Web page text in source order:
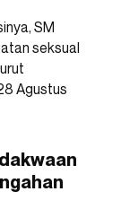
SM
seksual
Agustus